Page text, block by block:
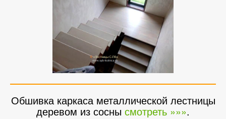
Обшивка каркаса металлической лестницы
деревом из сосны смотреть »»».